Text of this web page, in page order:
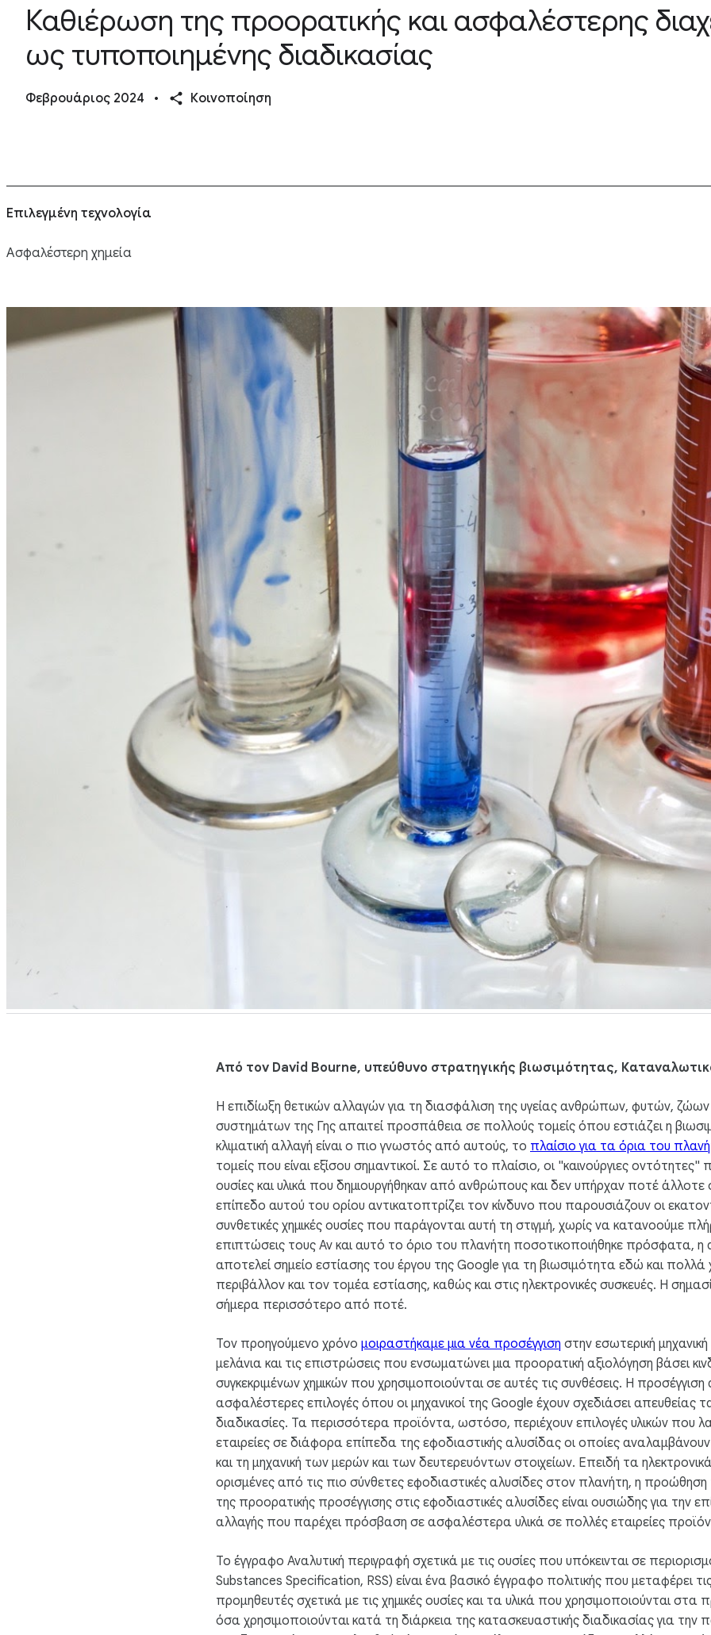
Καθιέρωση της προορατικής και ασφαλέστερης
ως τυποποιημένης διαδικασίας
Φεβρουάριος 2024 • Κοινοποίηση
Επιλεγμένη τεχνολογία
Ασφαλέστερη χημεία
Από τον David Bourne, υπεύθυνο στρατηγικής βιωσιμότητας,
Η επιδίωξη θετικών αλλαγών για τη διασφάλιση της υγείας ανθρώπων, φυτών,
συστημάτων της Γης απαιτεί προσπάθεια σε πολλούς τομείς όπου εστιάζει η
κλιματική αλλαγή είναι ο πιο γνωστός από αυτούς, το πλαίσιο για τα όρια του
τομείς που είναι εξίσου σημαντικοί. Σε αυτό το πλαίσιο, οι "καινούργιες οντότητες"
ουσίες και υλικά που δημιουργήθηκαν από ανθρώπους και δεν υπήρχαν ποτέ άλλοτε
επίπεδο αυτού του ορίου αντικατοπτρίζει τον κίνδυνο που παρουσιάζουν οι
συνθετικές χημικές ουσίες που παράγονται αυτή τη στιγμή, χωρίς να κατανοούμε
επιπτώσεις τους Αν και αυτό το όριο του πλανήτη ποσοτικοποιήθηκε πρόσφατα, η
αποτελεί σημείο εστίασης του έργου της Google για τη βιωσιμότητα εδώ και
περιβάλλον και τον τομέα εστίασης, καθώς και στις ηλεκτρονικές συσκευές. Η
σήμερα περισσότερο από ποτέ.
Τον προηγούμενο χρόνο μοιραστήκαμε μια νέα προσέγγιση στην εσωτερική
μελάνια και τις επιστρώσεις που ενσωματώνει μια προορατική αξιολόγηση βάσει
συγκεκριμένων χημικών που χρησιμοποιούνται σε αυτές τις συνθέσεις. Η προσέγγιση
ασφαλέστερες επιλογές όπου οι μηχανικοί της Google έχουν σχεδιάσει απευθείας
διαδικασίες. Τα περισσότερα προϊόντα, ωστόσο, περιέχουν επιλογές υλικών που
εταιρείες σε διάφορα επίπεδα της εφοδιαστικής αλυσίδας οι οποίες
και τη μηχανική των μερών και των δευτερευόντων στοιχείων. Επειδή τα
ορισμένες από τις πιο σύνθετες εφοδιαστικές αλυσίδες στον πλανήτη, η προώθηση
της προορατικής προσέγγισης στις εφοδιαστικές αλυσίδες είναι ουσιώδης για την
αλλαγής που παρέχει πρόσβαση σε ασφαλέστερα υλικά σε πολλές εταιρείες
Το έγγραφο Αναλυτική περιγραφή σχετικά με τις ουσίες που υπόκεινται σε
Substances Specification, RSS) είναι ένα βασικό έγγραφο πολιτικής που μεταφέρει
προμηθευτές σχετικά με τις χημικές ουσίες και τα υλικά που χρησιμοποιούνται
όσα χρησιμοποιούνται κατά τη διάρκεια της κατασκευαστικής διαδικασίας για την